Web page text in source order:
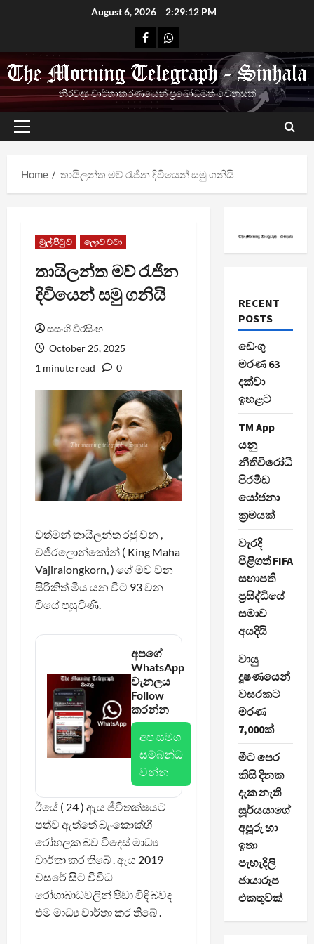
August 6, 2026 2:29:13 PM
FacebookWhatsapp
නිරවද්‍ය වාර්තාකරණයෙන් ප්‍රබෝධමත් වෙනසක්
Primary
Home
තායිලන්ත මව් රැජින දිවියෙන් සමු ගනියි
මුල් පිටුව ලොව වටා
තායිලන්ත මව් රැජින
දිවියෙන් සමු ගනියි
සසංගි වීරසිංහ
October 25, 2025
1 minute read
0
වත්මන් තායිලන්ත රජු වන ,
වජිරලොන්කෝන් ( King Maha
Vajiralongkorn, ) ගේ මව වන
සිරිකිත් මිය යන විට 93 වන
වියේ පසුවිණි.
අපගේ
WhatsApp
චැනලය
Follow
කරන්න
අප සමග
සම්බන්ධ
වන්න
ඊයේ ( 24 ) ඇය ජීවිතක්ෂයට
පත්ව ඇත්තේ බැංකොක්හී
රෝහලක බව විදෙස් මාධ්‍ය
වාර්තා කර තිබේ . ඇය 2019
වසරේ සිට විවිධ
රෝගාබාධවලින් පීඩා විඳි බවද
එම මාධ්‍ය වාර්තා කර තිබේ .
RECENT
POSTS
ඩෙංගු
මරණ 63
දක්වා
ඉහළට
TM App
යනු
නීතිවිරෝධී
පිරමීඩ
යෝජනා
ක්‍රමයක්
වැරදි
පිළිගත් FIFA
සභාපති
ප්‍රසිද්ධියේ
සමාව
අයදියි
වායු
දූෂණයෙන්
වසරකට
මරණ
7,000ක්
මීට පෙර
කිසි දිනක
දැක නැති
සූර්යයාගේ
අපූරු හා
ඉතා
පැහැදිලි
ඡායාරූප
එකතුවක්